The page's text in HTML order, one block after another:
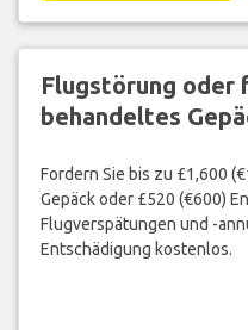
Flugstörung oder
behandeltes
Fordern Sie bis zu £1,600
Gepäck oder £520 (€600)
Flugverspätungen und -
Entschädigung kostenlos.